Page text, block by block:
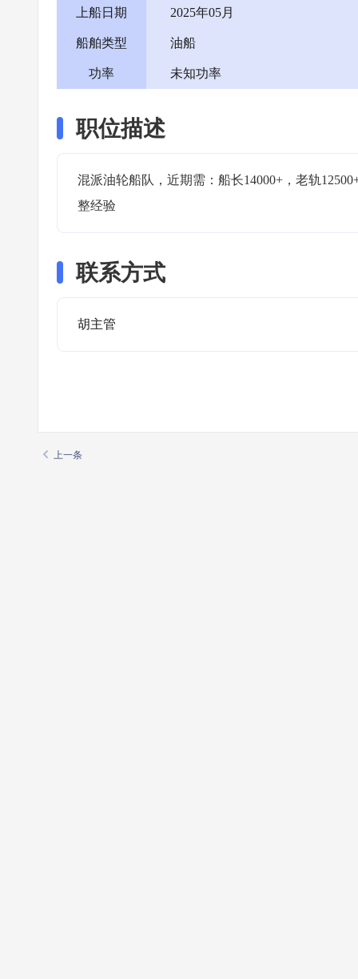
上船日期 2025年05月
船舶类型 油船
功率 未知功率
职位描述
混派油轮船队，近期需：船长14000+，老轨
整经验
联系方式
胡主管
上一条